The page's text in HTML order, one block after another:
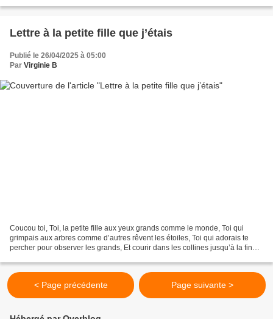
Lettre à la petite fille que j’étais
Publié le 26/04/2025 à 05:00
Par Virginie B
Coucou toi, Toi, la petite fille aux yeux grands comme le monde, Toi qui
grimpais aux arbres comme d’autres rêvent les étoiles, Toi qui adorais te
percher pour observer les grands, Et courir dans les collines jusqu’à la fin
< Page précédente Page suivante >